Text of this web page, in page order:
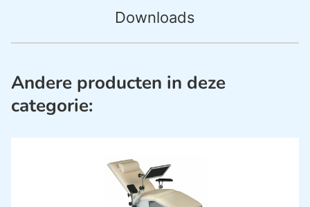
Downloads
Andere producten in deze
categorie: